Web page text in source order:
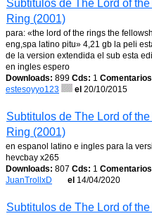
Subtitulos de The Lord of
Ring (2001)
para: «the lord of the rings the
eng,spa latino pitu» 4,21 gb la peli
de la version extendida el sub esta
en ingles espero
Downloads: 899 Cds: 1
estesoyyo123
el 20/10/2015
Subtitulos de The Lord of
Ring (2001)
en espanol latino e ingles para la
hevcbay x265
Downloads: 807 Cds: 1
JuanTrollxD
el 14/04/2020
Subtitulos de The Lord of